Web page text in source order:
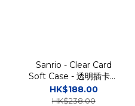
Sanrio - Clear Card
Soft Case - 透明插卡槽
防撞手機保護軟殼 TY
HK$188.00
HK$238.00